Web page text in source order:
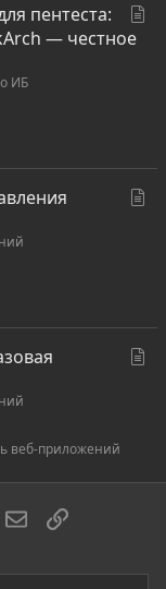
пентеста:
— честное
ИБ
веб-приложений
Электронная
Ссылка